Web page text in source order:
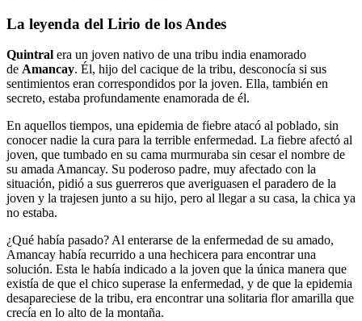
La leyenda del Lirio de los Andes
Quintral era un joven nativo de una tribu india enamorado
de Amancay. Él, hijo del cacique de la tribu, desconocía si sus
sentimientos eran correspondidos por la joven. Ella, también en
secreto, estaba profundamente enamorada de él.
En aquellos tiempos, una epidemia de fiebre atacó al poblado, sin
conocer nadie la cura para la terrible enfermedad. La fiebre afectó al
joven, que tumbado en su cama murmuraba sin cesar el nombre de
su amada Amancay. Su poderoso padre, muy afectado con la
situación, pidió a sus guerreros que averiguasen el paradero de la
joven y la trajesen junto a su hijo, pero al llegar a su casa, la chica ya
no estaba.
¿Qué había pasado? Al enterarse de la enfermedad de su amado,
Amancay había recurrido a una hechicera para encontrar una
solución. Esta le había indicado a la joven que la única manera que
existía de que el chico superase la enfermedad, y de que la epidemia
desapareciese de la tribu, era encontrar una solitaria flor amarilla que
crecía en lo alto de la montaña.